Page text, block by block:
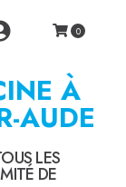
À
AUDE
LES
DE